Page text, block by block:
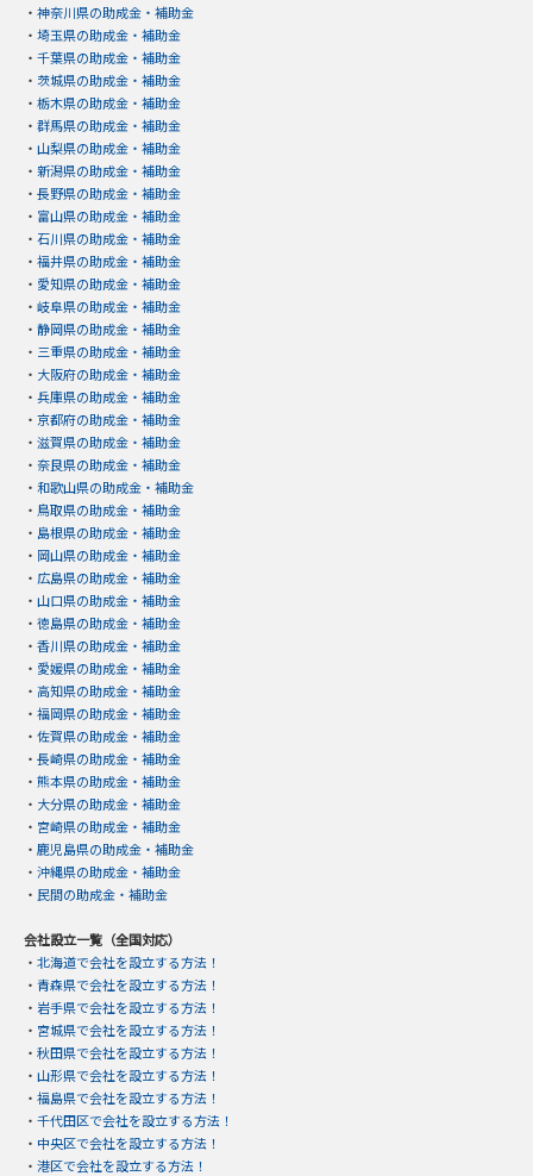
・ 神奈川県の助成金・補助金
・ 埼玉県の助成金・補助金
・ 千葉県の助成金・補助金
・ 茨城県の助成金・補助金
・ 栃木県の助成金・補助金
・ 群馬県の助成金・補助金
・ 山梨県の助成金・補助金
・ 新潟県の助成金・補助金
・ 長野県の助成金・補助金
・ 富山県の助成金・補助金
・ 石川県の助成金・補助金
・ 福井県の助成金・補助金
・ 愛知県の助成金・補助金
・ 岐阜県の助成金・補助金
・ 静岡県の助成金・補助金
・ 三重県の助成金・補助金
・ 大阪府の助成金・補助金
・ 兵庫県の助成金・補助金
・ 京都府の助成金・補助金
・ 滋賀県の助成金・補助金
・ 奈良県の助成金・補助金
・ 和歌山県の助成金・補助金
・ 鳥取県の助成金・補助金
・ 島根県の助成金・補助金
・ 岡山県の助成金・補助金
・ 広島県の助成金・補助金
・ 山口県の助成金・補助金
・ 徳島県の助成金・補助金
・ 香川県の助成金・補助金
・ 愛媛県の助成金・補助金
・ 高知県の助成金・補助金
・ 福岡県の助成金・補助金
・ 佐賀県の助成金・補助金
・ 長崎県の助成金・補助金
・ 熊本県の助成金・補助金
・ 大分県の助成金・補助金
・ 宮崎県の助成金・補助金
・ 鹿児島県の助成金・補助金
・ 沖縄県の助成金・補助金
・ 民間の助成金・補助金
会社設立一覧（全国対応）
・ 北海道で会社を設立する方法！
・ 青森県で会社を設立する方法！
・ 岩手県で会社を設立する方法！
・ 宮城県で会社を設立する方法！
・ 秋田県で会社を設立する方法！
・ 山形県で会社を設立する方法！
・ 福島県で会社を設立する方法！
・ 千代田区で会社を設立する方法！
・ 中央区で会社を設立する方法！
・ 港区で会社を設立する方法！